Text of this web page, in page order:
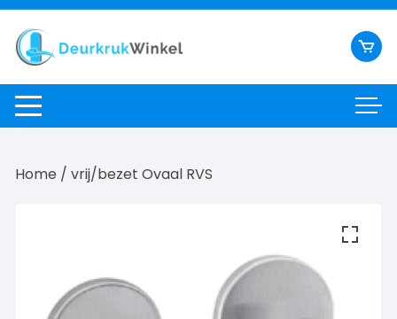
Ga
naar
inhoud
Home / vrij/bezet Ovaal RVS